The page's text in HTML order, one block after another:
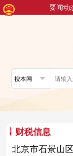
要闻动
财税信息
北京市石景山